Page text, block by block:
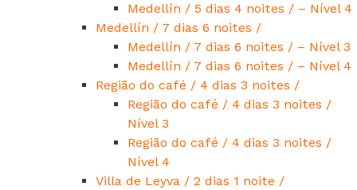
Medellín / 5 dias 4 noites / – Nível 4
Medellín / 7 dias 6 noites /
Medellín / 7 dias 6 noites / – Nível 3
Medellín / 7 dias 6 noites / – Nível 4
Região do café / 4 dias 3 noites /
Região do café / 4 dias 3 noites /
Nível 3
Região do café / 4 dias 3 noites /
Nível 4
Villa de Leyva / 2 dias 1 noite /